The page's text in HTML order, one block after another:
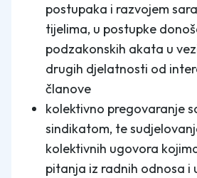
postupaka i razvojem
tijelima, u postupke
podzakonskih akata u
drugih djelatnosti od
članove
kolektivno pregovaranje
sindikatom, te
kolektivnih ugovora
pitanja iz radnih odnosa i